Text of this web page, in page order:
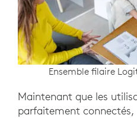
Ensemble filaire
Maintenant que les
parfaitement connectés,